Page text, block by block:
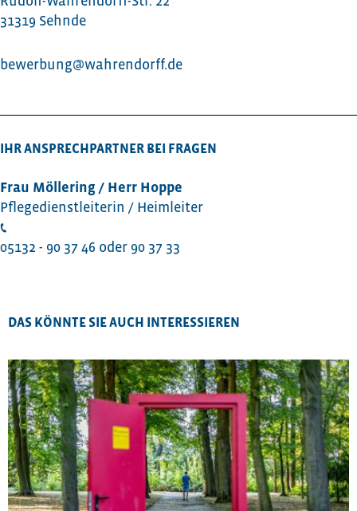
31319 Sehnde
bewerbung@wahrendorff.de
IHR ANSPRECHPARTNER BEI FRAGEN
Frau Möllering / Herr Hoppe
Pflegedienstleiterin / Heimleiter
05132 - 90 37 46 oder 90 37 33
DAS KÖNNTE SIE AUCH INTERESSIEREN